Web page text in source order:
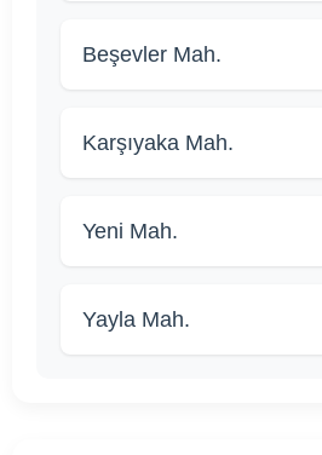
Beşevler Mah.
Karşıyaka Mah.
Yeni Mah.
Yayla Mah.